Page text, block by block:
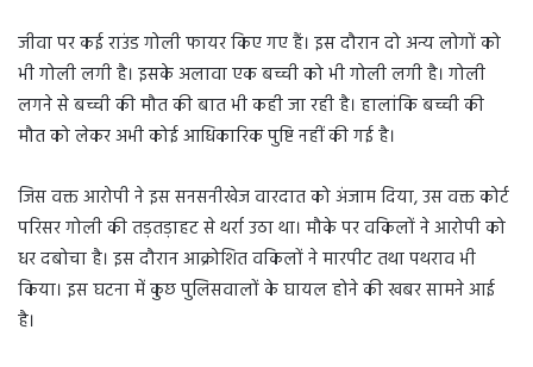
जीवा पर कई राउंड गोली फायर किए गए हैं। इस दौरान दो अन्य लोगों को
भी गोली लगी है। इसके अलावा एक बच्ची को भी गोली लगी है। गोली
लगने से बच्ची की मौत की बात भी कही जा रही है। हालांकि बच्ची की
मौत को लेकर अभी कोई आधिकारिक पुष्टि नहीं की गई है।
जिस वक्त आरोपी ने इस सनसनीखेज वारदात को अंजाम दिया, उस वक्त कोर्ट
परिसर गोली की तड़तड़ाहट से थर्रा उठा था। मौके पर वकिलों ने आरोपी को
धर दबोचा है। इस दौरान आक्रोशित वकिलों ने मारपीट तथा पथराव भी
किया। इस घटना में कुछ पुलिसवालों के घायल होने की खबर सामने आई
है।